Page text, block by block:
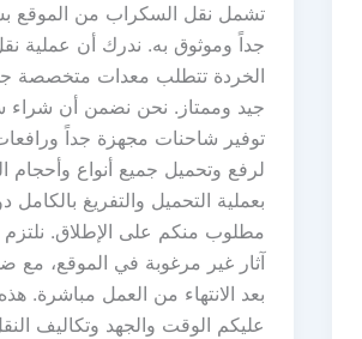
تشمل نقل السكراب من الموقع
جداً وموثوق به. ندرك أن عملية
الخردة تتطلب معدات متخصصة
جيد وممتاز. نحن نضمن أن شراء
توفير شاحنات مجهزة جداً
لرفع وتحميل جميع أنواع وأحجام
بعملية التحميل والتفريغ
مطلوب منكم على الإطلاق.
آثار غير مرغوبة في الموقع، مع
بعد الانتهاء من العمل مباشرة.
عليكم الوقت والجهد وتكاليف